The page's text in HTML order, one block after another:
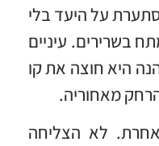
על היעד בלי
בשרירים. עיניים
היא חוצה את קו
מאחוריה.
לא הצליחה